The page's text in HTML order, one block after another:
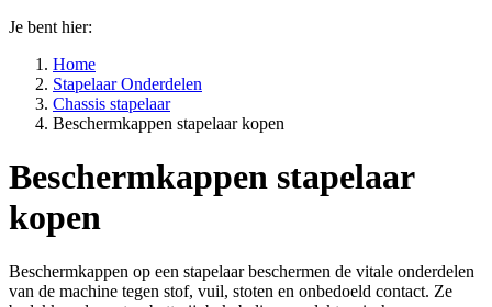
Je bent hier:
Home
Stapelaar Onderdelen
Chassis stapelaar
Beschermkappen stapelaar kopen
Beschermkappen stapelaar
kopen
Beschermkappen op een stapelaar beschermen de vitale onderdelen
van de machine tegen stof, vuil, stoten en onbedoeld contact. Ze